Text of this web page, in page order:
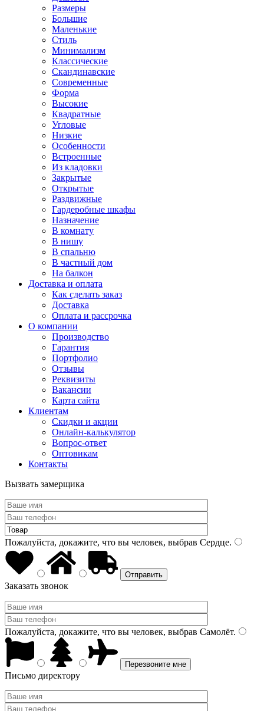
Размеры
Большие
Маленькие
Стиль
Минимализм
Классические
Скандинавские
Современные
Форма
Высокие
Квадратные
Угловые
Низкие
Особенности
Встроенные
Из кладовки
Закрытые
Открытые
Раздвижные
Гардеробные шкафы
Назначение
В комнату
В нишу
В спальню
В частный дом
На балкон
Доставка и оплата
Как сделать заказ
Доставка
Оплата и рассрочка
О компании
Производство
Гарантия
Портфолио
Отзывы
Реквизиты
Вакансии
Карта сайта
Клиентам
Скидки и акции
Онлайн-калькулятор
Вопрос-ответ
Оптовикам
Контакты
Вызвать замерщика
Пожалуйста, докажите, что вы человек, выбрав Сердце.
Заказать звонок
Пожалуйста, докажите, что вы человек, выбрав Самолёт.
Письмо директору